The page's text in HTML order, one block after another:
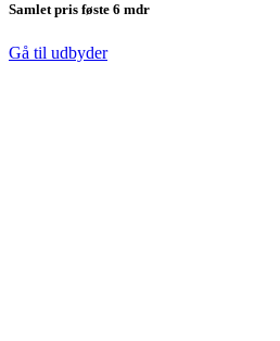
Samlet pris føste 6 mdr
Gå til udbyder